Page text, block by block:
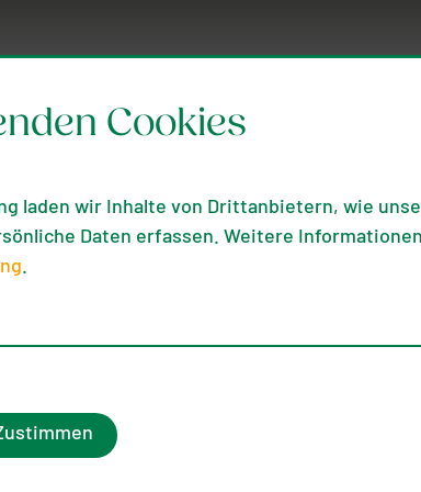
mit
Cookies
laden wir Inhalte von Drittanbietern, wie
Daten erfassen. Weitere
.